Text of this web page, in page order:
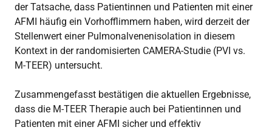
der Tatsache, dass Patientinnen und Patienten mit einer
AFMI häufig ein Vorhofflimmern haben, wird derzeit der
Stellenwert einer Pulmonalvenenisolation in diesem
Kontext in der randomisierten CAMERA-Studie (PVI vs.
M-TEER) untersucht.
Zusammengefasst bestätigen die aktuellen Ergebnisse,
dass die M-TEER Therapie auch bei Patientinnen und
Patienten mit einer AFMI sicher und effektiv